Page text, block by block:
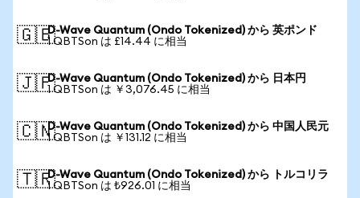
🇬🇧D-Wave Quantum (Ondo Tokenized) から 英ポンド
1 QBTSon は £14.44 に相当
🇯🇵D-Wave Quantum (Ondo Tokenized) から 日本円
1 QBTSon は ￥3,076.45 に相当
🇨🇳D-Wave Quantum (Ondo Tokenized) から 中国人民元
1 QBTSon は ￥131.12 に相当
🇹🇷D-Wave Quantum (Ondo Tokenized) から トルコリラ
1 QBTSon は ₺926.01 に相当